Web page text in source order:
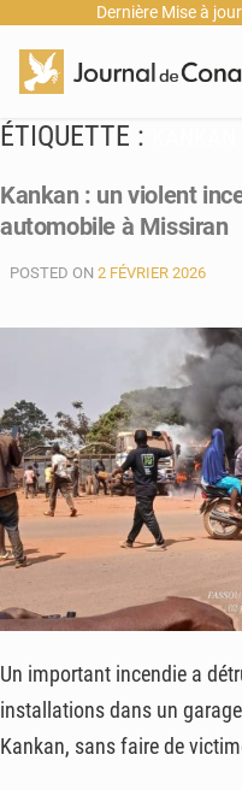
Dernière Mise à
ÉTIQUETTE :
Kankan : un violent
automobile à Missiran
POSTED ON 2 FÉVRIER 2026
Un important incendie a
installations dans un
Kankan, sans faire de